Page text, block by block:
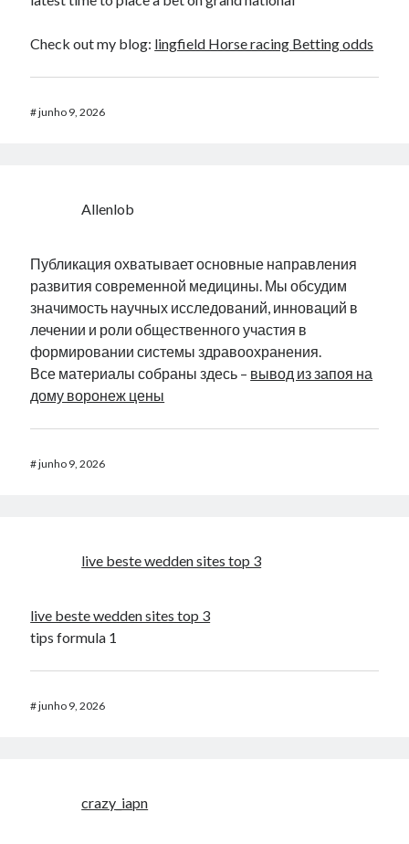
Check out my blog: lingfield Horse racing Betting odds​
#junho 9, 2026
Allenlob
Публикация охватывает основные направления
развития современной медицины. Мы обсудим
значимость научных исследований, инноваций в
лечении и роли общественного участия в
формировании системы здравоохранения.
Все материалы собраны здесь – вывод из запоя на
дому воронеж цены
#junho 9, 2026
live beste wedden sites top 3
live beste wedden sites top 3
tips formula 1
#junho 9, 2026
crazy_iapn